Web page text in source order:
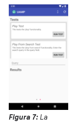
Figura 7:La